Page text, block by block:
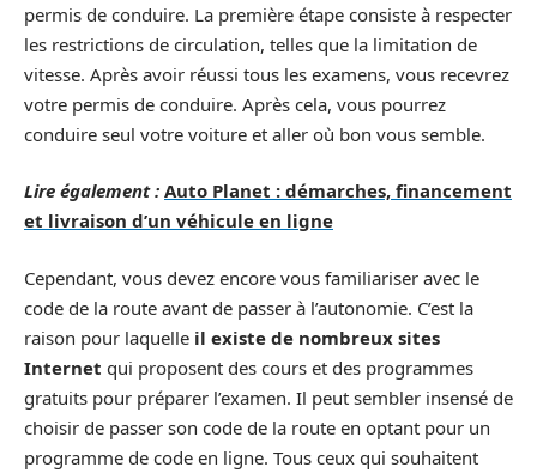
permis de conduire. La première étape consiste à respecter
les restrictions de circulation, telles que la limitation de
vitesse. Après avoir réussi tous les examens, vous recevrez
votre permis de conduire. Après cela, vous pourrez
conduire seul votre voiture et aller où bon vous semble.
Lire également : Auto Planet : démarches, financement
et livraison d’un véhicule en ligne
Cependant, vous devez encore vous familiariser avec le
code de la route avant de passer à l’autonomie. C’est la
raison pour laquelle il existe de nombreux sites
Internet qui proposent des cours et des programmes
gratuits pour préparer l’examen. Il peut sembler insensé de
choisir de passer son code de la route en optant pour un
programme de code en ligne. Tous ceux qui souhaitent